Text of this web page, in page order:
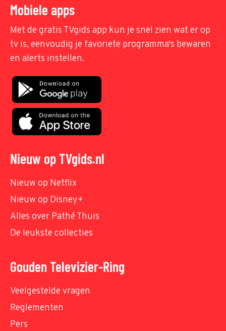
Mobiele apps
Met de gratis TVgids app kun je snel zien wat er op
tv is, eenvoudig je favoriete programma's bewaren
en alerts instellen.
Nieuw op TVgids.nl
Nieuw op Netflix
Nieuw op Disney+
Alles over Pathé Thuis
De leukste collecties
Gouden Televizier-Ring
Veelgestelde vragen
Reglementen
Pers